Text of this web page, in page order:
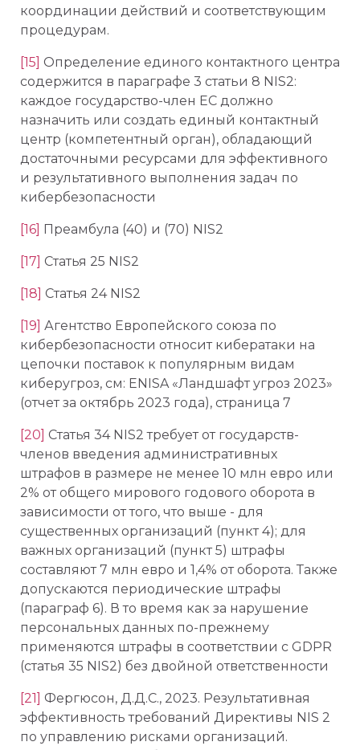
координации действий и соответствующим
процедурам.
[15] Определение единого контактного центра
содержится в параграфе 3 статьи 8 NIS2:
каждое государство-член ЕС должно
назначить или создать единый контактный
центр (компетентный орган), обладающий
достаточными ресурсами для эффективного
и результативного выполнения задач по
кибербезопасности
[16] Преамбула (40) и (70) NIS2
[17] Статья 25 NIS2
[18] Статья 24 NIS2
[19] Агентство Европейского союза по
кибербезопасности относит кибератаки на
цепочки поставок к популярным видам
киберугроз, см: ENISA «Ландшафт угроз 2023»
(отчет за октябрь 2023 года), страница 7
[20] Статья 34 NIS2 требует от государств-
членов введения административных
штрафов в размере не менее 10 млн евро или
2% от общего мирового годового оборота в
зависимости от того, что выше - для
существенных организаций (пункт 4); для
важных организаций (пункт 5) штрафы
составляют 7 млн евро и 1,4% от оборота. Также
допускаются периодические штрафы
(параграф 6). В то время как за нарушение
персональных данных по-прежнему
применяются штрафы в соответствии с GDPR
(статья 35 NIS2) без двойной ответственности
[21] Фергюсон, Д.Д.С., 2023. Результативная
эффективность требований Директивы NIS 2
по управлению рисками организаций.